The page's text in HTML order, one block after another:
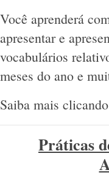
Você aprenderá
apresentar e
vocabulários
meses do ano e
Saiba mais clicando
Práticas